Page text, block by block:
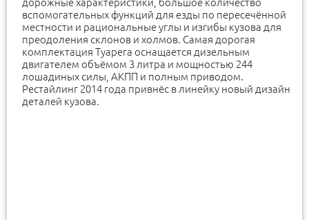
дорожные характеристики, большое количество
вспомогательных функций для езды по пересечённой
местности и рациональные углы и изгибы кузова для
преодоления склонов и холмов. Самая дорогая
комплектация Туарега оснащается дизельным
двигателем объёмом 3 литра и мощностью 244
лошадиных силы, АКПП и полным приводом.
Рестайлинг 2014 года привнёс в линейку новый дизайн
деталей кузова.